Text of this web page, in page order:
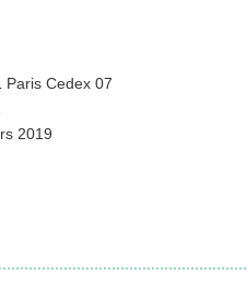
Paris Cedex 07
2019